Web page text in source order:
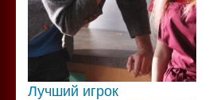
Лучший игрок